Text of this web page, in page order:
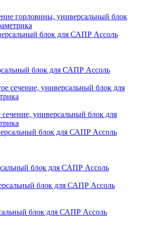
горловины, универсальный блок
блок для САПР Ассоль
универсальный блок для
блок для САПР Ассоль
блок для САПР Ассоль